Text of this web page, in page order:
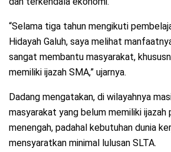
“Selama tiga tahun mengikuti
Hidayah Galuh, saya melihat
sangat membantu masyarakat,
memiliki ijazah SMA,” ujarnya.
Dadang mengatakan, di wilayahnya
masyarakat yang belum memiliki ijazah
menengah, padahal kebutuhan dunia
mensyaratkan minimal lulusan SLTA.